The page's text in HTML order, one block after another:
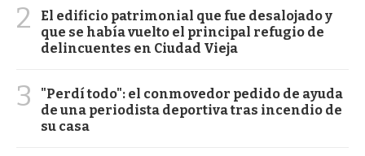
2
El edificio patrimonial que fue desalojado y
que se había vuelto el principal refugio de
delincuentes en Ciudad Vieja
3
"Perdí todo": el conmovedor pedido de ayuda
de una periodista deportiva tras incendio de
su casa